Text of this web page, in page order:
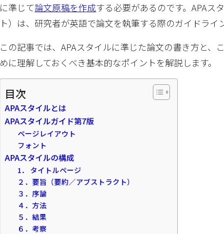
に準じて論文原稿を作成する必要があるのです。APAス
ト）は、研究者が英語で論文を執筆する際のガイドライ
この記事では、APAスタイルに準じた論文の書き方と、
めに理解しておくべき基本的なポイントを解説します。
目次
APAスタイルとは
APAスタイルガイド第7版
ページレイアウト
フォント
APAスタイルの構成
1． タイトルページ
２．要旨（要約／アブストラクト）
３．序論
４．方法
５．結果
６．考察